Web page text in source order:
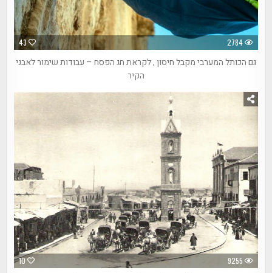
43 2784
גם הכותל המערבי מקבל חיסון , לקראת חג הפסח – עבודות שימור לאבני
הקיר
10 9255